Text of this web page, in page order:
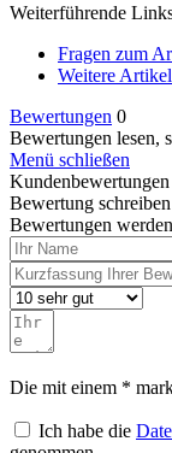
Weiterführende
Fragen zum
Weitere
Bewertungen 0
Bewertungen lesen,
Menü schließen
Bewertung schreiben
Bewertungen
Die mit einem *
Ich habe die